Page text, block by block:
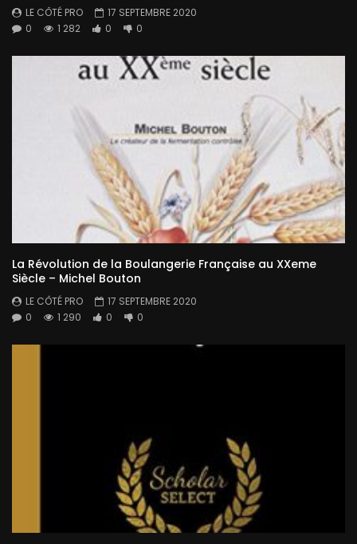
LE CÔTÉ PRO
17 SEPTEMBRE 2020
0
1 282 0 0
La Révolution de la Boulangerie Française au XXeme
Siècle – Michel Bouton
LE CÔTÉ PRO
17 SEPTEMBRE 2020
0
1 290 0 0